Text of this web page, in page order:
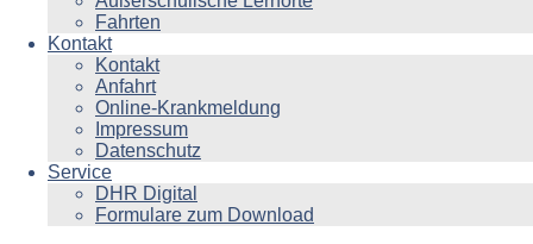
Fahrten
Kontakt
Kontakt
Anfahrt
Online-Krankmeldung
Impressum
Datenschutz
Service
DHR Digital
Formulare zum Download